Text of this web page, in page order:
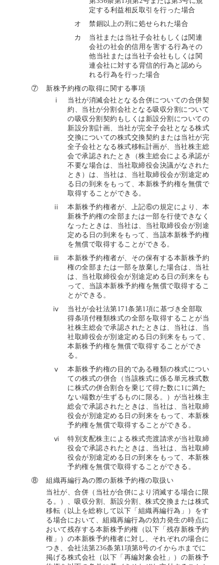
定する利益相反取引を行った場合
オ
禁錮以上の刑に処せられた場合
カ
当社または当社子会社もしくは関連
会社の社会的信用を害する行為その
他当社または当社子会社もしくは関
連会社に対する背信的行為と認めら
れる行為を行った場合
⑦
新株予約権の取得に関する事項
ⅰ
当社が消滅会社となる合併についての合併契
約、当社が分割会社となる吸収分割について
の吸収分割契約もしくは新設分割についての
新設分割計画、当社が完全子会社となる株式
交換についての株式交換契約または当社が完
全子会社となる株式移転計画が、当社株主総
会で承認されたとき（株主総会による承認が
不要な場合は、当社取締役会決議がなされた
とき）は、当社は、当社取締役会が別途定め
る日の到来をもって、本新株予約権を無償で
取得することができる。
ⅱ
本新株予約権者が、上記⑥の規定により、本
新株予約権の全部または一部を行使できなく
なったときは、当社は、当社取締役会が別途
定める日の到来をもって、当該本新株予約権
を無償で取得することができる。
ⅲ
本新株予約権者が、その保有する本新株予約
権の全部または一部を放棄した場合は、当社
は、当社取締役会が別途定める日の到来をも
って、当該本新株予約権を無償で取得するこ
とができる。
ⅳ
当社が会社法第171条第1項に基づき全部取
得条項付種類株式の全部を取得することが当
社株主総会で承認されたときは、当社は、当
社取締役会が別途定める日の到来をもって、
本新株予約権を無償で取得することができ
る。
ⅴ
本新株予約権の目的である種類の株式につい
ての株式の併合（当該株式に係る単元株式数
に株式の併合割合を乗じて得た数に1に満た
ない端数が生ずるものに限る。）が当社株主
総会で承認されたときは、当社は、当社取締
役会が別途定める日の到来をもって、本新株
予約権を無償で取得することができる。
ⅵ
特別支配株主による株式売渡請求が当社取締
役会で承認されたときは、当社は、当社取締
役会が別途定める日の到来をもって、本新株
予約権を無償で取得することができる。
⑧
組織再編行為の際の新株予約権の取扱い
当社が、合併（当社が合併により消滅する場合に限
る。）、吸収分割、新設分割、株式交換または株式
移転（以上を総称して以下「組織再編行為」）をす
る場合において、組織再編行為の効力発生の時点に
おいて残存する本新株予約権（以下「残存新株予約
権」）の本新株予約権者に対し、それぞれの場合に
つき、会社法第236条第1項第8号のイからホまでに
掲げる株式会社（以下「再編対象会社」）の新株予